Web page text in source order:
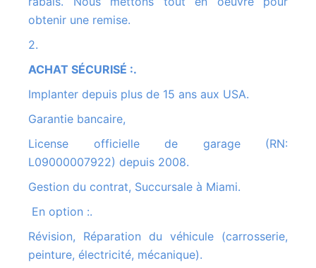
obtenir une remise.
2.
ACHAT SÉCURISÉ :.
Implanter depuis plus de 15 ans aux USA.
Garantie bancaire,
License officielle de garage (RN:
L09000007922) depuis 2008.
Gestion du contrat, Succursale à Miami.
En option :.
Révision, Réparation du véhicule (carrosserie,
peinture, électricité, mécanique).